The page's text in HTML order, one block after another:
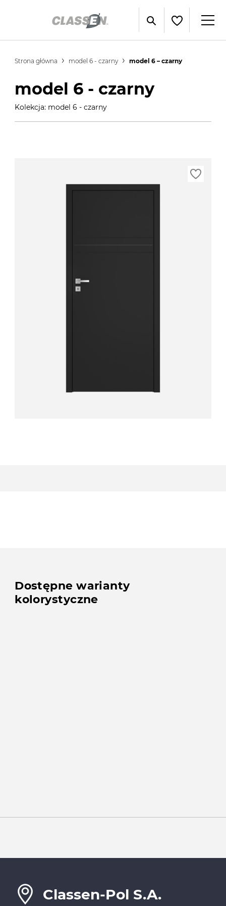
Strona główna model 6 - czarny model 6 – czarny
model 6 - czarny
Kolekcja: model 6 - czarny
Dostępne warianty
kolorystyczne
Classen-Pol S.A.